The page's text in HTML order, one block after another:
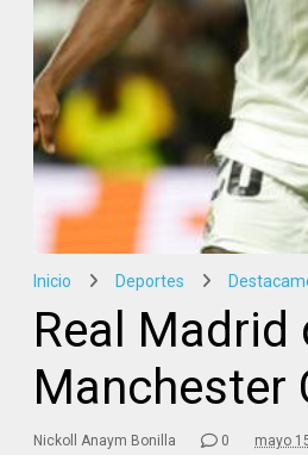
Inicio Deportes
Real Madrid
Manchester
Nickoll Anaym Bonilla 0 mayo